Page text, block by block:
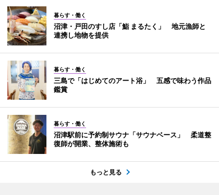
暮らす・働く
沼津・戸田のすし店「鮨 まるたく」 地元漁師と
連携し地物を提供
暮らす・働く
三島で「はじめてのアート浴」 五感で味わう作品
鑑賞
暮らす・働く
沼津駅前に予約制サウナ「サウナベース」 柔道整
復師が開業、整体施術も
もっと見る